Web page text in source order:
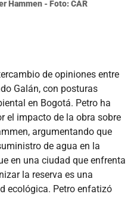
Hammen - Foto: CAR
de opiniones entre
Galán, con posturas
en Bogotá. Petro ha
el impacto de la obra sobre
argumentando que
de agua en la
en una ciudad que enfrenta
la reserva es una
ecológica. Petro enfatizó